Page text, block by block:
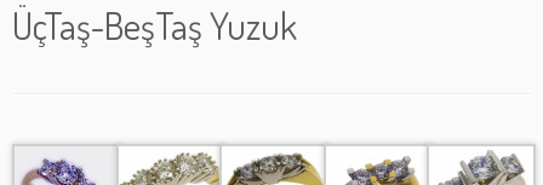
ÜçTaş-BeşTaş Yuzuk